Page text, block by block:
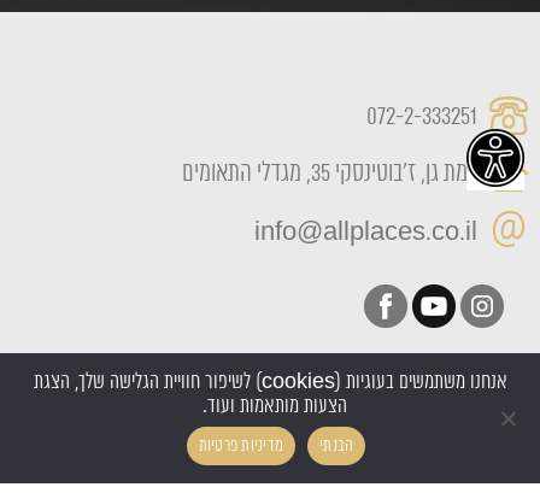
072-2-333251
רמת גן, ז'בוטינסקי 35, מגדלי התאומים
info@allplaces.co.il
כל הזכויות שמורות All Places 2022
אקסטרה דיגיטל
אנחנו משתמשים בעוגיות (cookies) לשיפור חוויית הגלישה שלך, הצגת
הצעות מותאמות ועוד.
הבנתי מדיניות פרטיות